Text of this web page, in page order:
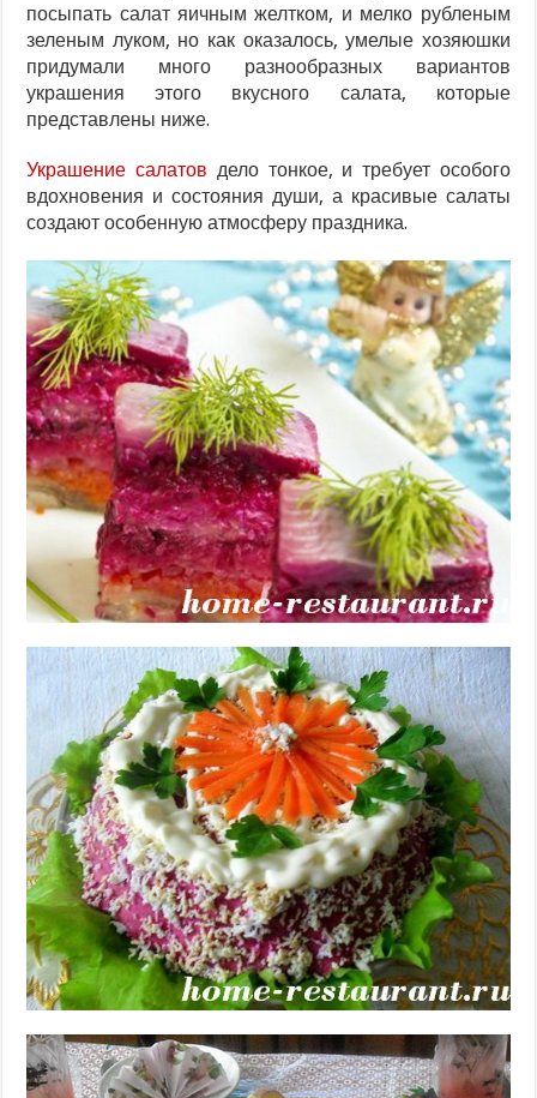
посыпать салат яичным желтком, и мелко рубленым
зеленым луком, но как оказалось, умелые хозяюшки
придумали много разнообразных вариантов
украшения этого вкусного салата, которые
представлены ниже.
Украшение салатов дело тонкое, и требует особого
вдохновения и состояния души, а красивые салаты
создают особенную атмосферу праздника.